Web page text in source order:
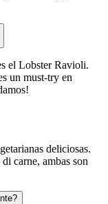
el Lobster Ravioli.
un must-try en
deliciosas.
carne, ambas son